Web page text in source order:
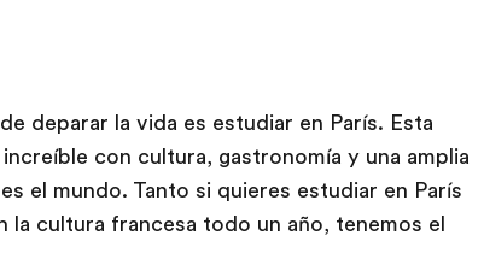
deparar la vida es estudiar en París. Esta
con cultura, gastronomía y una amplia
el mundo. Tanto si quieres estudiar en París
la cultura francesa todo un año, tenemos el